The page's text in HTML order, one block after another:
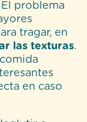
problema
tragar, en
las texturas.
en caso